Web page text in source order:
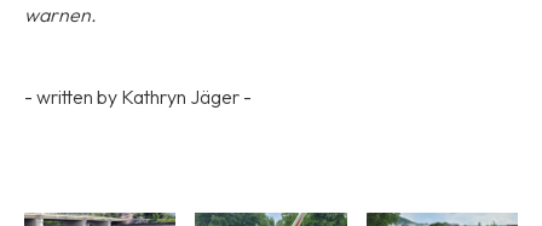
warnen.
- written by Kathryn Jäger -